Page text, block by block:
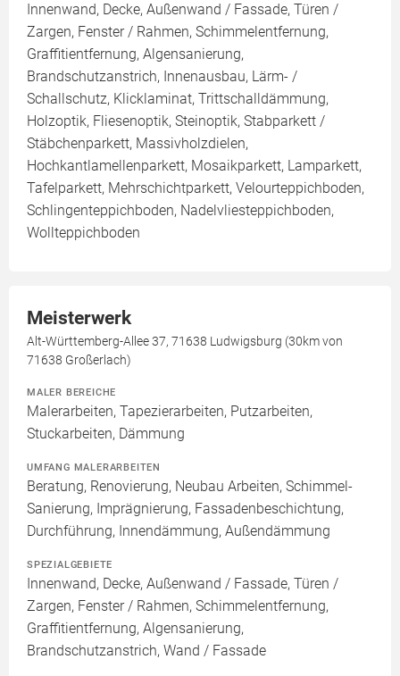
Innenwand, Decke, Außenwand / Fassade, Türen /
Zargen, Fenster / Rahmen, Schimmelentfernung,
Graffitientfernung, Algensanierung,
Brandschutzanstrich, Innenausbau, Lärm- /
Schallschutz, Klicklaminat, Trittschalldämmung,
Holzoptik, Fliesenoptik, Steinoptik, Stabparkett /
Stäbchenparkett, Massivholzdielen,
Hochkantlamellenparkett, Mosaikparkett, Lamparkett,
Tafelparkett, Mehrschichtparkett, Velourteppichboden,
Schlingenteppichboden, Nadelvliesteppichboden,
Wollteppichboden
Meisterwerk
Alt-Württemberg-Allee 37, 71638 Ludwigsburg (30km von
71638 Großerlach)
MALER BEREICHE
Malerarbeiten, Tapezierarbeiten, Putzarbeiten,
Stuckarbeiten, Dämmung
UMFANG MALERARBEITEN
Beratung, Renovierung, Neubau Arbeiten, Schimmel-
Sanierung, Imprägnierung, Fassadenbeschichtung,
Durchführung, Innendämmung, Außendämmung
SPEZIALGEBIETE
Innenwand, Decke, Außenwand / Fassade, Türen /
Zargen, Fenster / Rahmen, Schimmelentfernung,
Graffitientfernung, Algensanierung,
Brandschutzanstrich, Wand / Fassade